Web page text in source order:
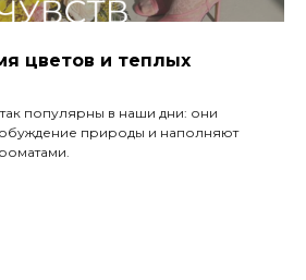
цветов и теплых
популярны в наши дни: они
природы и наполняют